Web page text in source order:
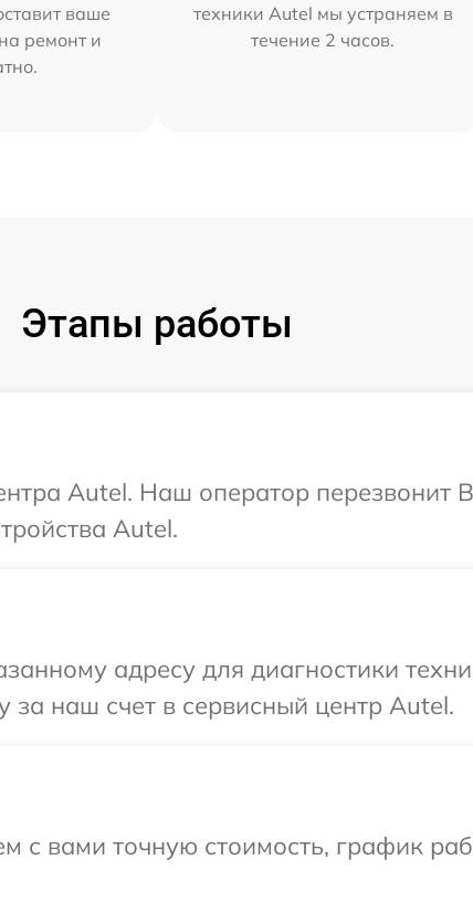
ваше
ремонт и
техники Autel мы устраняем в
течение 2 часов.
Этапы работы
Autel. Наш оператор перезвонит
Autel.
адресу для диагностики
за наш счет в сервисный центр Autel.
с вами точную стоимость, график